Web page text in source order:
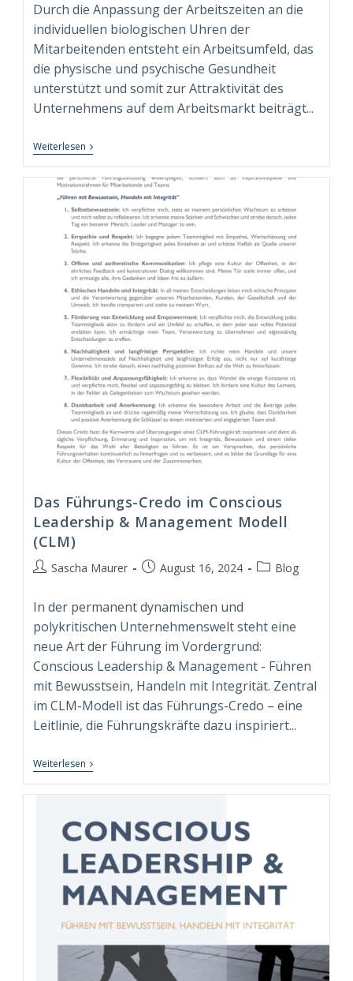
Durch die Anpassung der Arbeitszeiten an die
individuellen biologischen Uhren der
Mitarbeitenden entsteht ein Arbeitsumfeld, das
die physische und psychische Gesundheit
unterstützt und somit zur Attraktivität des
Unternehmens auf dem Arbeitsmarkt beiträgt...
Weiterlesen Rhythmus
Der
Wie
Chrono-
Working
Die
Arbeitswelt
Revolutioniert
Das Führungs-Credo im Conscious
Leadership & Management Modell
(CLM)
Beitrags-
Sascha Maurer
BeitragAugust 16, 2024
Beitrags-
Blog
In der permanent dynamischen und
polykritischen Unternehmenswelt steht eine
neue Art der Führung im Vordergrund:
Conscious Leadership & Management - Führen
mit Bewusstsein, Handeln mit Integrität. Zentral
im CLM-Modell ist das Führungs-Credo – eine
Leitlinie, die Führungskräfte dazu inspiriert...
Weiterlesen Das
Führungs-
Leadership
&
Management
Modell
(CLM)